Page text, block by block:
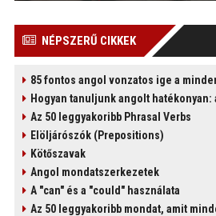
NÉPSZERŰ CIKKEK
85 fontos angol vonzatos ige a
Hogyan tanuljunk angolt hatékonyan:
Az 50 leggyakoribb Phrasal Verbs
Elöljárószók (Prepositions)
Kötőszavak
Angol mondatszerkezetek
A "can" és a "could" használata
Az 50 leggyakoribb mondat, amit